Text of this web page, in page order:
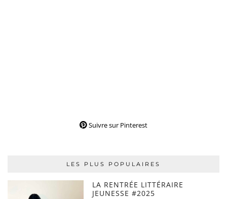
Suivre sur Pinterest
LES PLUS POPULAIRES
LA RENTRÉE LITTÉRAIRE
JEUNESSE #2025